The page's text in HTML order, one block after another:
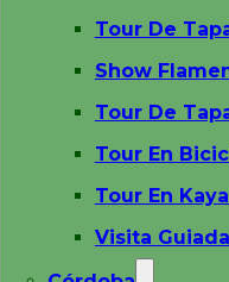
Tour De
Show
Tour De
Tour En
Tour En
Visita